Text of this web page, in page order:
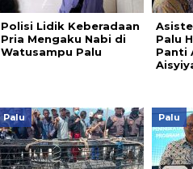
Polisi Lidik Keberadaan
Pria Mengaku Nabi di
Watusampu Palu
Palu
Panti
Palu Palu